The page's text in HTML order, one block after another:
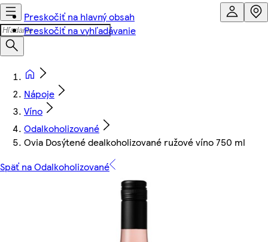
Preskočiť na hlavný obsah
Preskočiť na vyhľadávanie
Nápoje
Víno
Odalkoholizované
Ovia Dosýtené dealkoholizované ružové víno 750 ml
Späť na Odalkoholizované